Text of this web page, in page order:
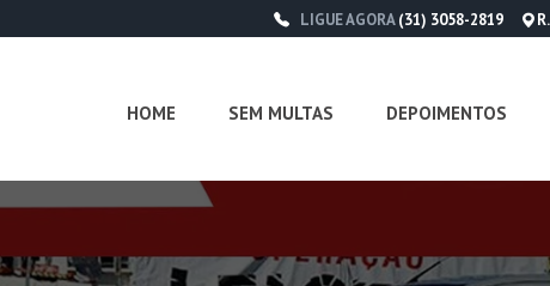
LIGUE AGORA(31) 3058-2819
HOME SEM MULTAS DEPOIMENTOS